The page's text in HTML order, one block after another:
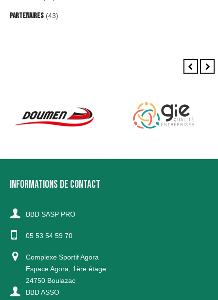
Partenaires (43)
INFORMATIONS DE CONTACT
BBD SASP PRO
05 53 54 59 70
Complexe Sportif Agora
Espace Agora, 1ère étage
24750 Boulazac
BBD ASSO